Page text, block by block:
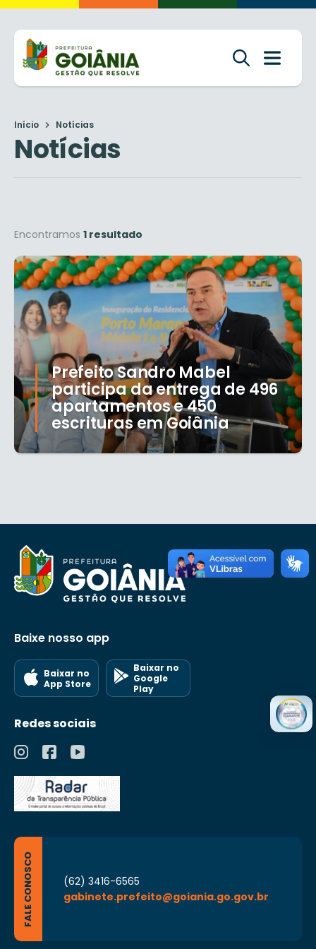
Início Notícias
Notícias
Encontramos 1 resultado
Prefeito Sandro Mabel
participa da entrega de 496
apartamentos e 450
escrituras em Goiânia
Baixe nosso app
Baixar no
App Store
Baixar no
Google
Play
Redes sociais
FALE CONOSCO
(62) 3416-6565
gabinete.prefeito@goiania.go.gov.br